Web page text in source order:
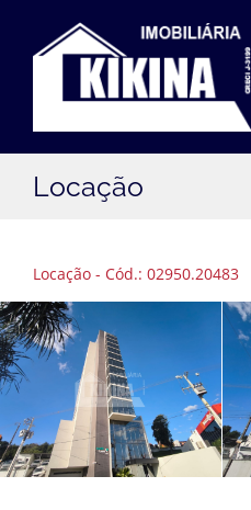
Locação
Locação - Cód.: 02950.20483
Filial Santa
Filial